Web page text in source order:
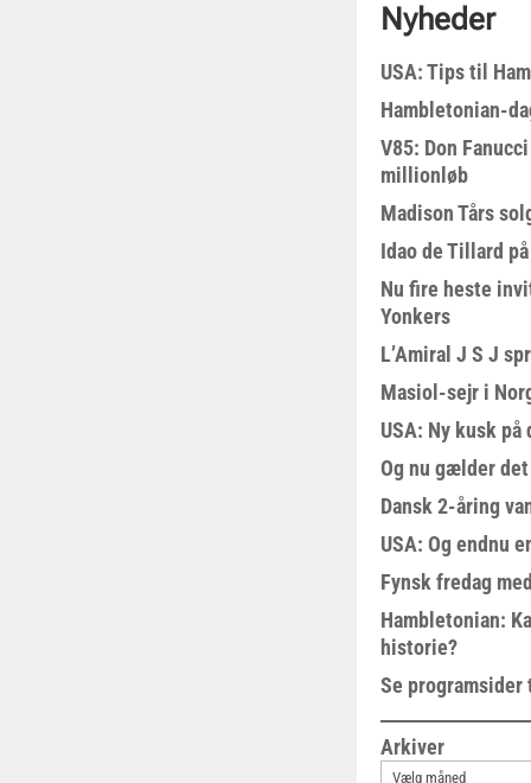
Nyheder
USA: Tips til
Hambletonian-
V85: Don
millionløb
Madison Tårs
Idao de Tillard
Nu fire heste
Yonkers
L’Amiral J S J
Masiol-sejr i
USA: Ny kusk på
Og nu gælder
Dansk 2-åring
USA: Og endnu
Fynsk fredag
Hambletonian:
historie?
Se
Arkiver